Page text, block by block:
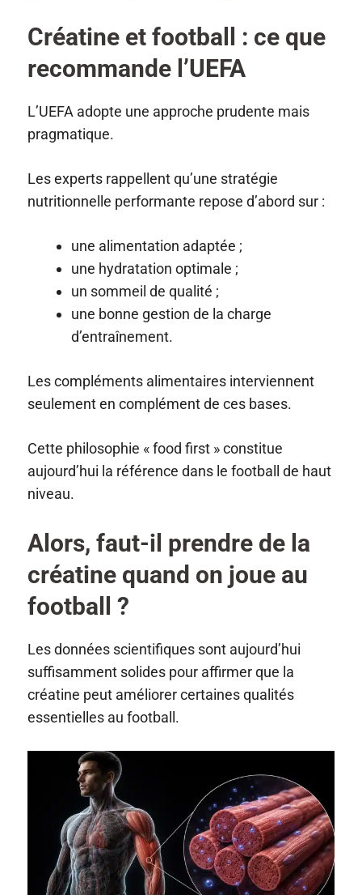
Créatine et football : ce que
recommande l’UEFA
L’UEFA adopte une approche prudente mais
pragmatique.
Les experts rappellent qu’une stratégie
nutritionnelle performante repose d’abord sur :
une alimentation adaptée ;
une hydratation optimale ;
un sommeil de qualité ;
une bonne gestion de la charge
d’entraînement.
Les compléments alimentaires interviennent
seulement en complément de ces bases.
Cette philosophie « food first » constitue
aujourd’hui la référence dans le football de haut
niveau.
Alors, faut-il prendre de la
créatine quand on joue au
football ?
Les données scientifiques sont aujourd’hui
suffisamment solides pour affirmer que la
créatine peut améliorer certaines qualités
essentielles au football.